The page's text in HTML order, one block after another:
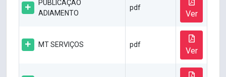
PUBLICAÇÃO
ADIAMENTO
pdf
Ver
MT SERVIÇOS pdf
Ver